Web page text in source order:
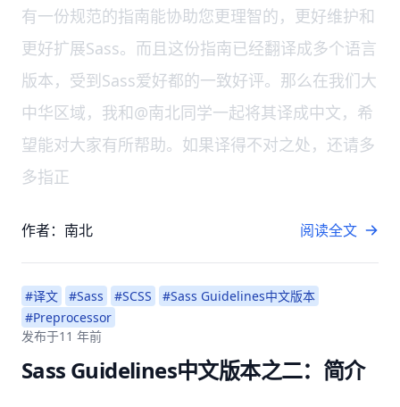
有一份规范的指南能协助您更理智的，更好维护和
更好扩展Sass。而且这份指南已经翻译成多个语言
版本，受到Sass爱好都的一致好评。那么在我们大
中华区域，我和@南北同学一起将其译成中文，希
望能对大家有所帮助。如果译得不对之处，还请多
多指正
作者：南北 阅读全文
#译文 #Sass #SCSS
#Sass Guidelines中文版本
#Preprocessor
发布于11 年前
Sass Guidelines中文版本之二：简介